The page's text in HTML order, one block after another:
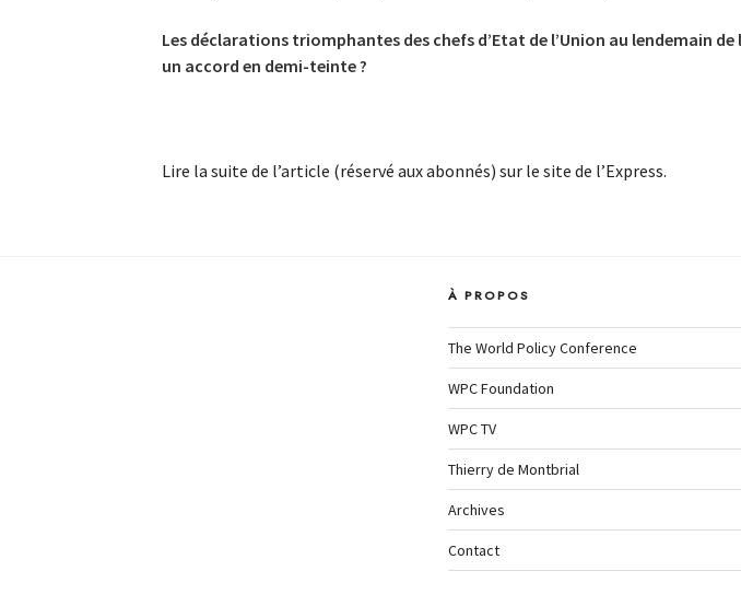
Les déclarations triomphantes des chefs d’Etat de l’Union au lendemain
un accord en demi-teinte ?
Lire la suite de l’article (réservé aux abonnés) sur le site de l’Express.
À PROPOS
The World Policy Conference
WPC Foundation
WPC TV
Thierry de Montbrial
Archives
Contact